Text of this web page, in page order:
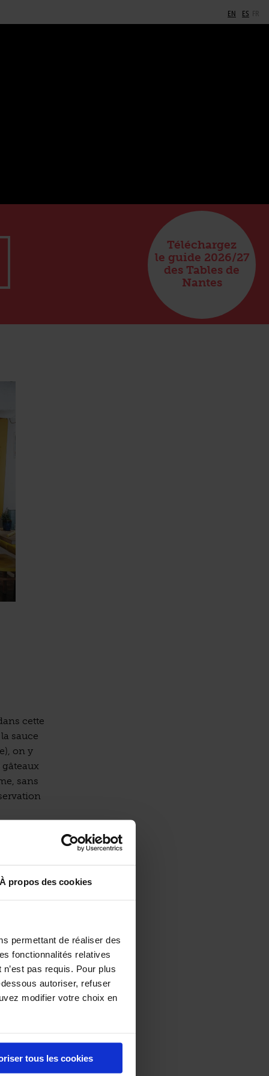
À propos des cookies
permettant de réaliser des
fonctionnalités relatives
pas requis. Pour plus
autoriser, refuser
modifier votre choix en
tous les cookies
EN ES FR
Téléchargez
le guide 2026/27
des Tables de
Nantes
cette
sauce
on y
sans